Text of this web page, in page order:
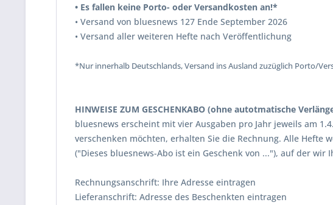
• Es fallen keine Porto- oder Versandkosten an!*
• Versand von bluesnews 127 Ende September 2026
• Versand aller weiteren Hefte nach Veröffentlichung
*Nur innerhalb Deutschlands, Versand ins Ausland zuzüglich Porto/
HINWEISE ZUM GESCHENKABO (ohne autotmatische
bluesnews erscheint mit vier Ausgaben pro Jahr jeweils am
verschenken möchten, erhalten Sie die Rechnung. Alle Hefte
("Dieses bluesnews-Abo ist ein Geschenk von ..."), auf der
Rechnungsanschrift: Ihre Adresse eintragen
Lieferanschrift: Adresse des Beschenkten eintragen